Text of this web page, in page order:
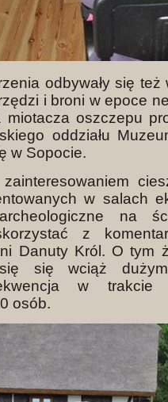
odbywały się
i broni w epoce
miotacza oszczepu
oddziału
w Sopocie.
zainteresowaniem
w salach
na
z
Danuty Król. O tym
się wciąż dużym
w trakcie
osób.